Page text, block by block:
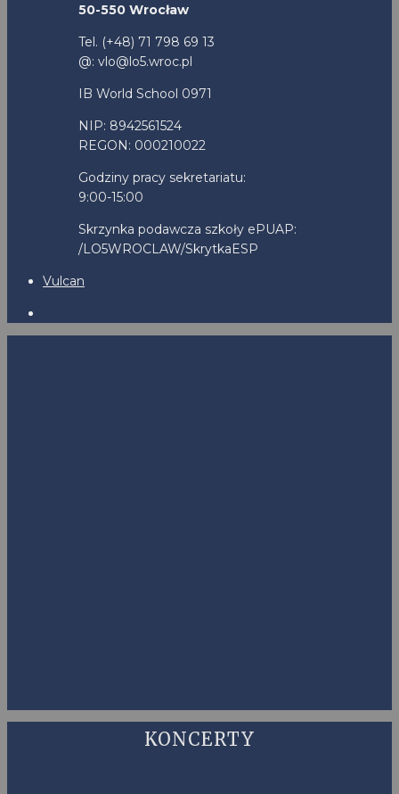
50-550 Wrocław
Tel. (+48) 71 798 69 13
@: vlo@lo5.wroc.pl
IB World School 0971
NIP: 8942561524
REGON: 000210022
Godziny pracy sekretariatu:
9:00-15:00
Skrzynka podawcza szkoły ePUAP:
/LO5WROCLAW/SkrytkaESP
Vulcan
KONCERTY